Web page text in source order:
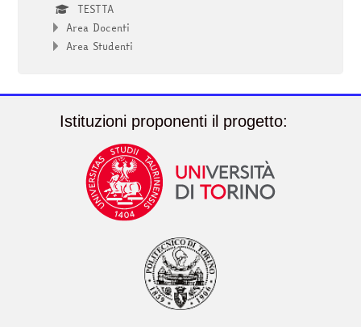
TESTTA
Area Docenti
Area Studenti
Istituzioni proponenti il progetto: